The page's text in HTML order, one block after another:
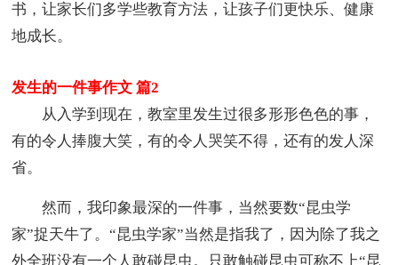
书，让家长们多学些教育方法，让孩子们更快乐、健康
地成长。
发生的一件事作文 篇2
从入学到现在，教室里发生过很多形形色色的事，
有的令人捧腹大笑，有的令人哭笑不得，还有的发人深
省。
然而，我印象最深的一件事，当然要数“昆虫学
家”捉天牛了。“昆虫学家”当然是指我了，因为除了我之
外全班没有一个人敢碰昆虫。只敢触碰昆虫可称不上“昆